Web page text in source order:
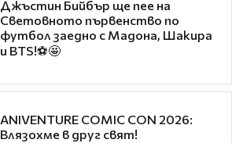
Джъстин Бийбър ще пее на
Световното първенство по
футбол заедно с Мадона, Шакира
и BTS!⚽🤩
ANIVENTURE COMIC CON 2026:
Влязохме в друг свят!